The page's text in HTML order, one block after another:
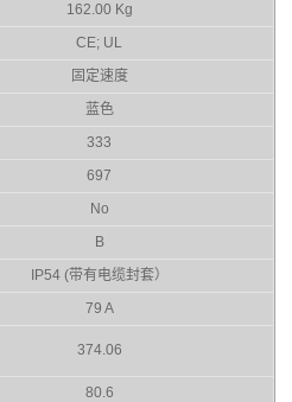
162.00 Kg
CE; UL
固定速度
蓝色
333
697
No
B
IP54 (带有电缆封套）
79 A
374.06
80.6